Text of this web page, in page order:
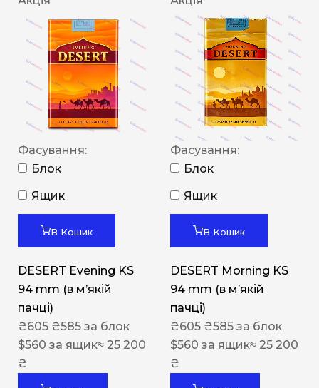
Фасування:
Блок
Ящик
В Кошик
DESERT Evening KS
94 mm (в мʼякій
пачці)
₴605 ₴585 за блок
$560 за ящик≈ 25 200
₴
Фасування:
Блок
Ящик
В Кошик
DESERT Morning KS
94 mm (в мʼякій
пачці)
₴605 ₴585 за блок
$560 за ящик≈ 25 200
₴